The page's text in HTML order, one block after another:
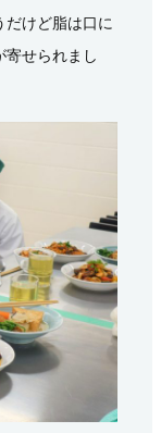
だけど脂は口に
寄せられまし